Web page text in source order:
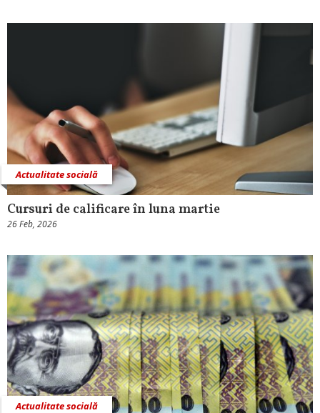
Actualitate socială
Cursuri de calificare în luna martie
26 Feb, 2026
Actualitate socială